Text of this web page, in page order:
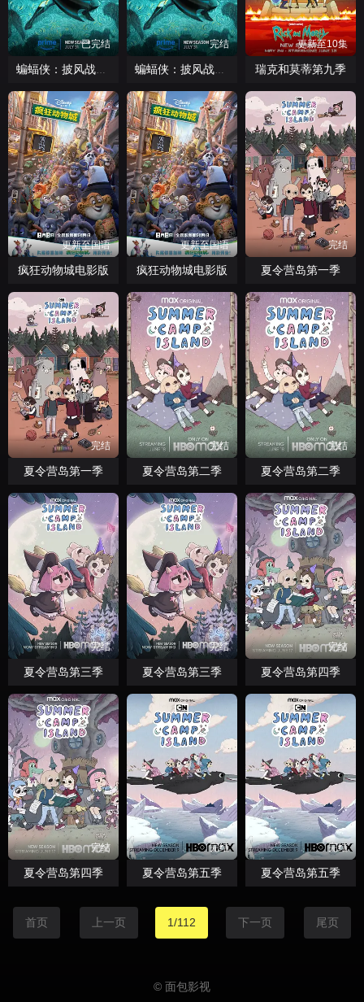
已完结
蝙蝠侠：披风战士第二季
完结
蝙蝠侠：披风战士第二季
更新至10集
瑞克和莫蒂第九季
更新至国语
疯狂动物城电影版
更新至国语
疯狂动物城电影版
完结
夏令营岛第一季
完结
夏令营岛第一季
完结
夏令营岛第二季
完结
夏令营岛第二季
完结
夏令营岛第三季
完结
夏令营岛第三季
完结
夏令营岛第四季
完结
夏令营岛第四季
完结
夏令营岛第五季
完结
夏令营岛第五季
首页 上一页 1/112 下一页 尾页
© 面包影视